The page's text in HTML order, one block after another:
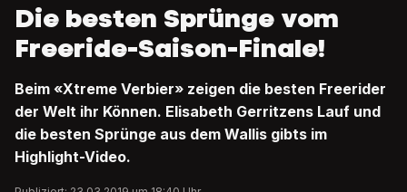
Die besten Sprünge vom
Freeride-Saison-Finale!
Beim «Xtreme Verbier» zeigen die besten Freerider
der Welt ihr Können. Elisabeth Gerritzens Lauf und
die besten Sprünge aus dem Wallis gibts im
Highlight-Video.